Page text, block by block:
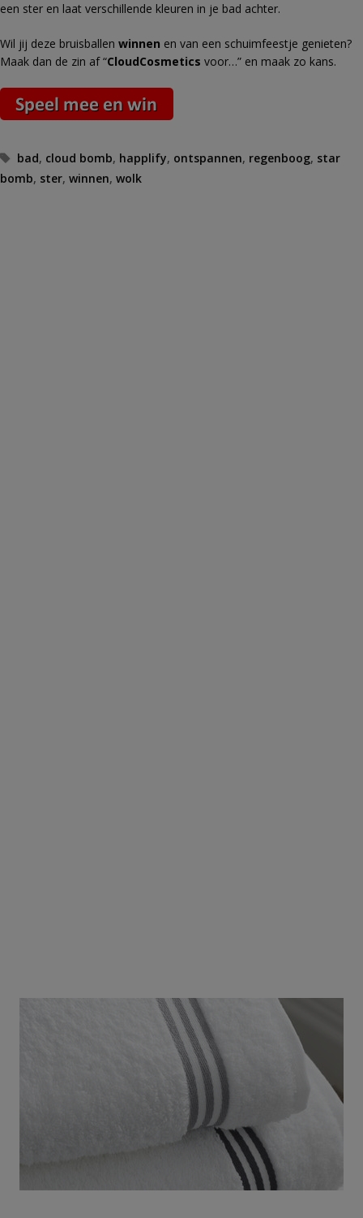
een ster en laat verschillende kleuren in je bad achter.
Wil jij deze bruisballen winnen en van een schuimfeestje genieten?
Maak dan de zin af “CloudCosmetics voor…” en maak zo kans.
Tags
bad, cloud bomb, happlify, ontspannen, regenboog, star
bomb, ster, winnen, wolk